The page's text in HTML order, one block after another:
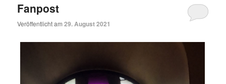
Fanpost
Veröffentlicht am29. August 2021